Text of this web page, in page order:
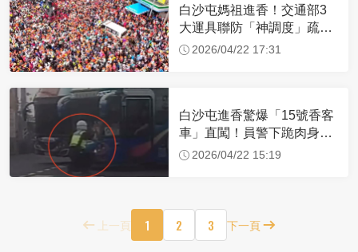
白沙屯媽祖進香！交通部3
大運具聯防「神調度」疏運
32.1萬創新高
2026/04/22 17:31
白沙屯進香驚爆「15號香客
車」直闖！員警下跪肉身擋
車：讓行人先過
2026/04/22 15:19
上一頁 1 2 3 下一頁